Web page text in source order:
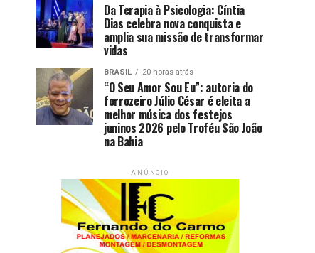
Da Terapia à Psicologia: Cíntia
Dias celebra nova conquista e
amplia sua missão de transformar
vidas
BRASIL 20 horas atrás
“O Seu Amor Sou Eu”: autoria do
forrozeiro Júlio César é eleita a
melhor música dos festejos
juninos 2026 pelo Troféu São João
na Bahia
ANÚNCIO